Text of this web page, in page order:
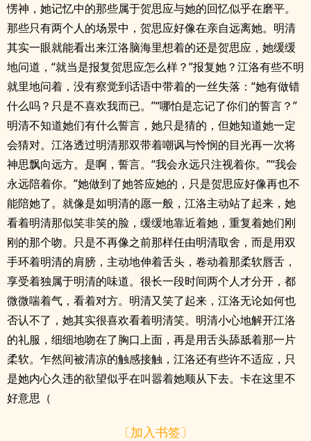
愣神，她记忆中的那些属于贺思应与她的回忆似乎在磨平。
那些只有两个人的场景中，贺思应好像在亲自远离她。明清
其实一眼就能看出来江洛脑海里想着的还是贺思应，她缓缓
地问道，“就当是报复贺思应怎么样？”报复她？江洛有些不明
就里地问着，没有察觉到话语中带着的一丝失落：“她有做错
什么吗？只是不喜欢我而已。”“哪怕是忘记了你们的誓言？”
明清不知道她们有什么誓言，她只是猜的，但她知道她一定
会猜对。江洛透过明清那双带着嘲讽与怜悯的目光再一次将
神思飘向远方。是啊，誓言。“我会永远只注视着你。”“我会
永远陪着你。”她做到了她答应她的，只是贺思应好像再也不
能陪她了。就像是如明清的愿一般，江洛主动站了起来，她
看着明清那似笑非笑的脸，缓缓地靠近着她，重复着她们刚
刚的那个吻。只是不再像之前那样任由明清取舍，而是用双
手环着明清的肩膀，主动地伸着舌头，卷动着那柔软唇舌，
享受着独属于明清的味道。很长一段时间两个人才分开，都
微微喘着气，看着对方。明清又笑了起来，江洛无论如何也
否认不了，她其实很喜欢看着明清笑。明清小心地解开江洛
的礼服，细细地吻在了胸口上面，再是用舌头舔舐着那一片
柔软。乍然间被清凉的触感接触，江洛还有些许不适应，只
是她内心久违的欲望似乎在叫嚣着她顺从下去。卡在这里不
好意思（
〔加入书签〕